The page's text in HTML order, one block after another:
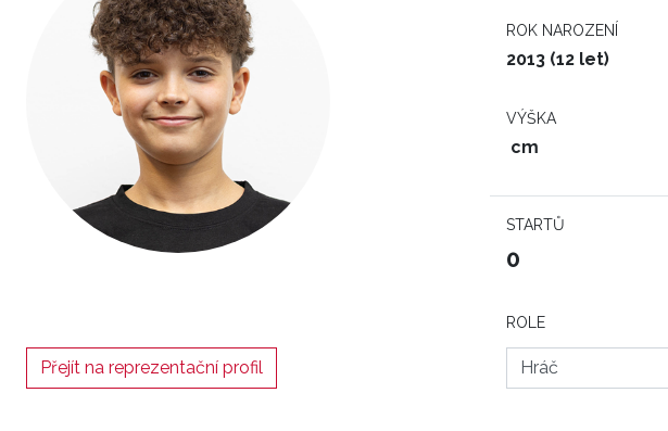
ROK NAROZENÍ
2013 (12 let)
VÝŠKA
cm
STARTŮ
0
Přejít na reprezentační profil
ROLE